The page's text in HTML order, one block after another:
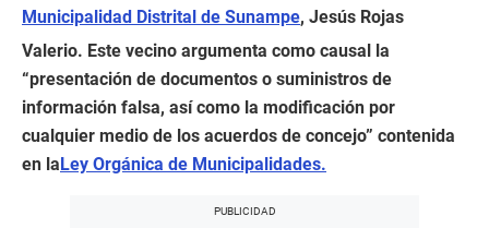
Municipalidad Distrital de Sunampe, Jesús Rojas
Valerio. Este vecino argumenta como causal la
“presentación de documentos o suministros de
información falsa, así como la modificación por
cualquier medio de los acuerdos de concejo” contenida
en laLey Orgánica de Municipalidades.